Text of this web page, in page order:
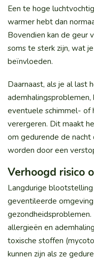
Een te hoge
warmer hebt dan
Bovendien kan de geur
soms te sterk zijn, wat
beïnvloeden.
Daarnaast, als je al last
eventuele schimmel- of
verergeren. Dit maakt
om gedurende de
worden door een
Verhoogd risico
Langdurige
geventileerde
allergieën en
toxische stoffen
kunnen zijn als ze